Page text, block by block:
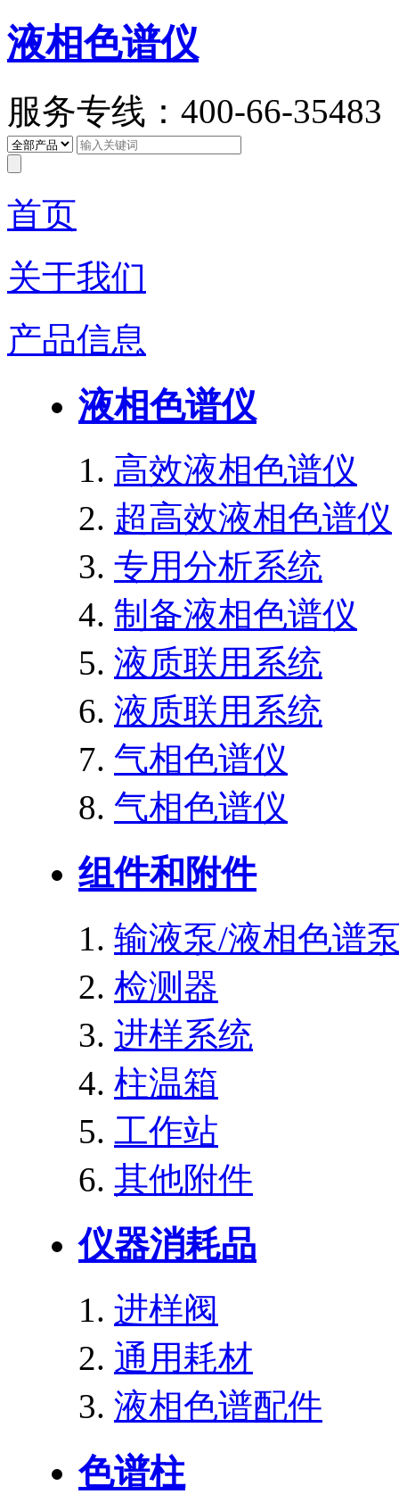
液相色谱仪
服务专线：400-66-35483
首页
关于我们
产品信息
液相色谱仪
高效液相色谱仪
超高效液相色谱仪
专用分析系统
制备液相色谱仪
液质联用系统
液质联用系统
气相色谱仪
气相色谱仪
组件和附件
输液泵/液相色谱
检测器
进样系统
柱温箱
工作站
其他附件
仪器消耗品
进样阀
通用耗材
液相色谱配件
色谱柱